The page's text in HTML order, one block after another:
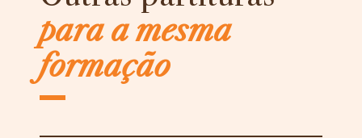
para a mesma
formação